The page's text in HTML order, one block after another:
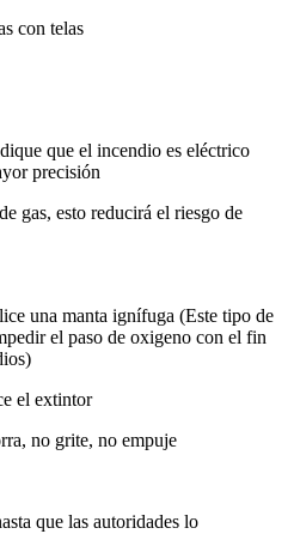
con telas
que el incendio es eléctrico
precisión
gas, esto reducirá el riesgo de
una manta ignífuga (Este tipo de
el paso de oxigeno con el fin
el extintor
no grite, no empuje
que las autoridades lo